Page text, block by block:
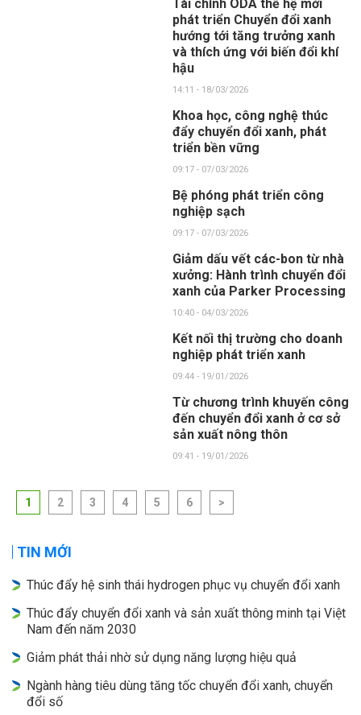
Tài chính ODA thế hệ mới
phát triển Chuyển đổi xanh
hướng tới tăng trưởng xanh
và thích ứng với biến đổi khí
hậu
14:11 - 18/03/2026
Khoa học, công nghệ thúc
đẩy chuyển đổi xanh, phát
triển bền vững
09:17 - 07/03/2026
Bệ phóng phát triển công
nghiệp sạch
09:17 - 07/03/2026
Giảm dấu vết các-bon từ nhà
xưởng: Hành trình chuyển đổi
xanh của Parker Processing
10:40 - 04/03/2026
Kết nối thị trường cho doanh
nghiệp phát triển xanh
09:44 - 19/01/2026
Từ chương trình khuyến công
đến chuyển đổi xanh ở cơ sở
sản xuất nông thôn
09:41 - 19/01/2026
1 2 3 4 5 6 >
TIN MỚI
Thúc đẩy hệ sinh thái hydrogen phục vụ chuyển đổi xanh
Thúc đẩy chuyển đổi xanh và sản xuất thông minh tại Việt
Nam đến năm 2030
Giảm phát thải nhờ sử dụng năng lượng hiệu quả
Ngành hàng tiêu dùng tăng tốc chuyển đổi xanh, chuyển
đổi số